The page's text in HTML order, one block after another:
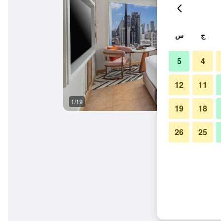
1/19
ج س
4
5
11
12
18
19
25
26